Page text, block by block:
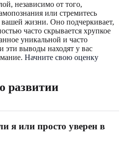
независимо от того,
или стремитесь
вашей жизни. Оно подчеркивает,
часто скрывается хрупкое
уникальной и часто
эти выводы находят у вас
Начните свою оценку
развитии
я или просто уверен в